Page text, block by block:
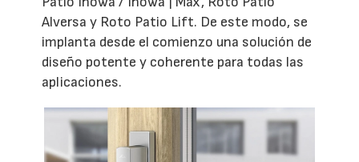
Alversa y Roto Patio Lift. De este modo, se
implanta desde el comienzo una solución de
diseño potente y coherente para todas las
aplicaciones.